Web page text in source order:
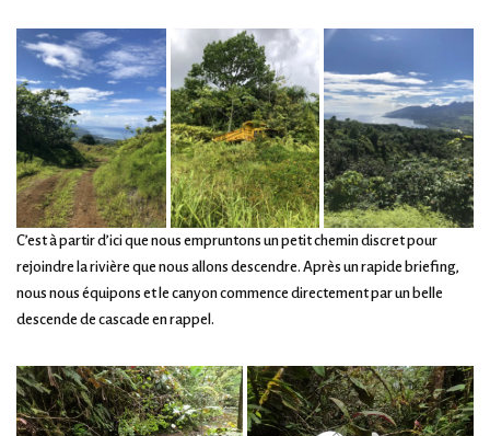
C’est à partir d’ici que nous empruntons un petit chemin discret pour
rejoindre la rivière que nous allons descendre. Après un rapide briefing,
nous nous équipons et le canyon commence directement par un belle
descende de cascade en rappel.